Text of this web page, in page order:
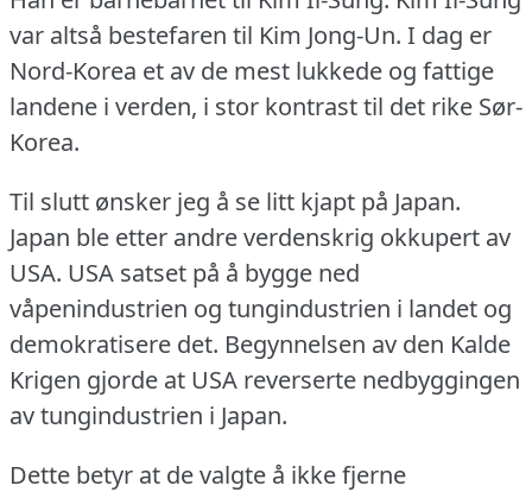
var altså bestefaren til Kim Jong-Un. I dag er
Nord-Korea et av de mest lukkede og fattige
landene i verden, i stor kontrast til det rike Sør-
Korea.
Til slutt ønsker jeg å se litt kjapt på Japan.
Japan ble etter andre verdenskrig okkupert av
USA. USA satset på å bygge ned
våpenindustrien og tungindustrien i landet og
demokratisere det. Begynnelsen av den Kalde
Krigen gjorde at USA reverserte nedbyggingen
av tungindustrien i Japan.
Dette betyr at de valgte å ikke fjerne